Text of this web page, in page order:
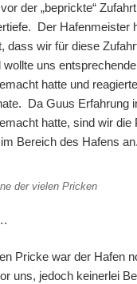
der „beprickte“
Der Hafenmeister
dass wir für diese
wollte uns
hatte und
Da Guus Erfahrung
hatte, sind wir die
Bereich des Hafens an.
der vielen Pricken
Pricke war der Hafen
uns, jedoch keinerlei